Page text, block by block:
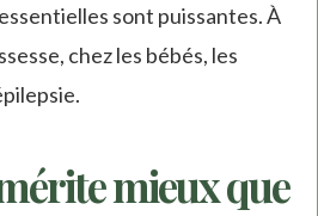
sont puissantes. À
chez les bébés, les
mieux que